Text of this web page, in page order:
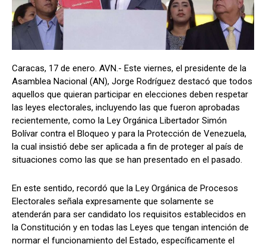
Caracas, 17 de enero. AVN.- Este viernes, el presidente de la
Asamblea Nacional (AN), Jorge Rodríguez destacó que todos
aquellos que quieran participar en elecciones deben respetar
las leyes electorales, incluyendo las que fueron aprobadas
recientemente, como la Ley Orgánica Libertador Simón
Bolívar contra el Bloqueo y para la Protección de Venezuela,
la cual insistió debe ser aplicada a fin de proteger al país de
situaciones como las que se han presentado en el pasado.
En este sentido, recordó que la Ley Orgánica de Procesos
Electorales señala expresamente que solamente se
atenderán para ser candidato los requisitos establecidos en
la Constitución y en todas las Leyes que tengan intención de
normar el funcionamiento del Estado, específicamente el